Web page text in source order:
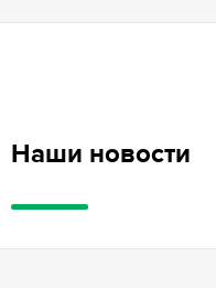
Наши новости